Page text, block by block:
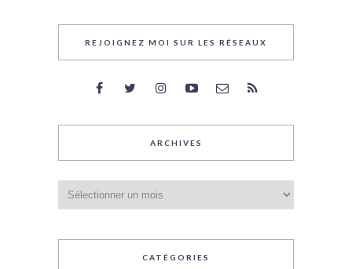
REJOIGNEZ MOI SUR LES RÉSEAUX
ARCHIVES
CATÉGORIES